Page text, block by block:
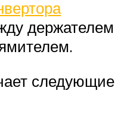
держателем
следующие